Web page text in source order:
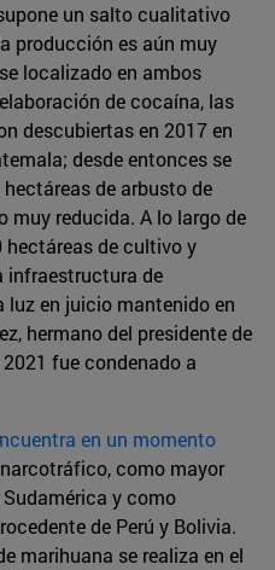
un salto cualitativo
producción es aún muy
localizado en ambos
de cocaína, las
descubiertas en 2017 en
desde entonces se
de arbusto de
muy reducida. A lo largo de
hectáreas de cultivo y
infraestructura de
en juicio mantenido en
hermano del presidente de
fue condenado a
en un momento
como mayor
y como
de Perú y Bolivia.
marihuana se realiza en el